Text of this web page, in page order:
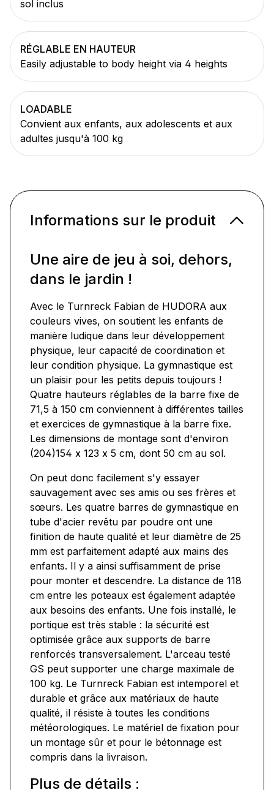
sol inclus
RÉGLABLE EN HAUTEUR
Easily adjustable to body height via 4 heights
LOADABLE
Convient aux enfants, aux adolescents et aux
adultes jusqu'à 100 kg
Informations sur le produit
Une aire de jeu à soi, dehors,
dans le jardin !
Avec le Turnreck Fabian de HUDORA aux
couleurs vives, on soutient les enfants de
manière ludique dans leur développement
physique, leur capacité de coordination et
leur condition physique. La gymnastique est
un plaisir pour les petits depuis toujours !
Quatre hauteurs réglables de la barre fixe de
71,5 à 150 cm conviennent à différentes tailles
et exercices de gymnastique à la barre fixe.
Les dimensions de montage sont d'environ
(204)154 x 123 x 5 cm, dont 50 cm au sol.
On peut donc facilement s'y essayer
sauvagement avec ses amis ou ses frères et
sœurs. Les quatre barres de gymnastique en
tube d'acier revêtu par poudre ont une
finition de haute qualité et leur diamètre de 25
mm est parfaitement adapté aux mains des
enfants. Il y a ainsi suffisamment de prise
pour monter et descendre. La distance de 118
cm entre les poteaux est également adaptée
aux besoins des enfants. Une fois installé, le
portique est très stable : la sécurité est
optimisée grâce aux supports de barre
renforcés transversalement. L'arceau testé
GS peut supporter une charge maximale de
100 kg. Le Turnreck Fabian est intemporel et
durable et grâce aux matériaux de haute
qualité, il résiste à toutes les conditions
météorologiques. Le matériel de fixation pour
un montage sûr et pour le bétonnage est
compris dans la livraison.
Plus de détails :